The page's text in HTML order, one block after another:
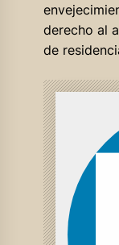
derecho al
de